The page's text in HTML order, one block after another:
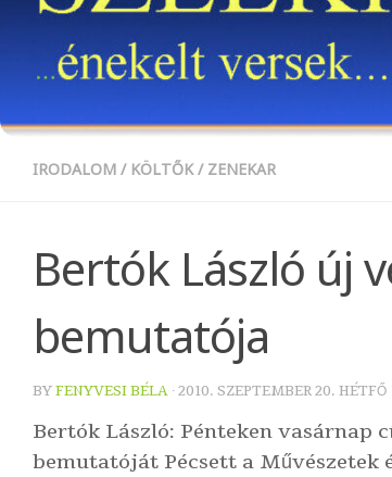
IRODALOM / KÖLTŐK / ZENEKAR
Bertók László új
bemutatója
BYFENYVESI BÉLA · 2010. SZEPTEMBER 20. HÉTFŐ
Bertók László: Pénteken vasárnap
bemutatóját Pécsett a Művészetek